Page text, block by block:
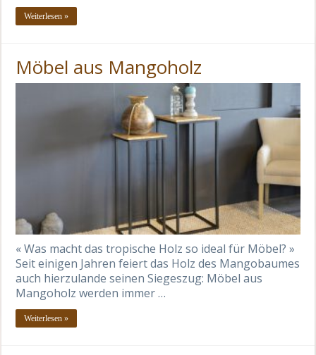
Weiterlesen »
Möbel aus Mangoholz
« Was macht das tropische Holz so ideal für Möbel? »
Seit einigen Jahren feiert das Holz des Mangobaumes
auch hierzulande seinen Siegeszug: Möbel aus
Mangoholz werden immer …
Weiterlesen »